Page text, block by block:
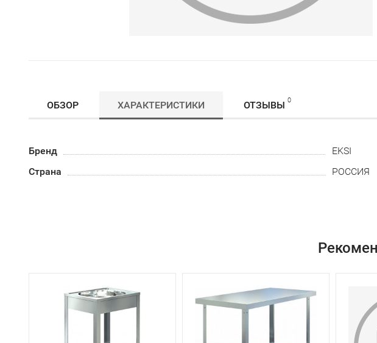
ОБЗОР ХАРАКТЕРИСТИКИ ОТЗЫВЫ 0
Бренд
EKSI
Страна
РОССИЯ